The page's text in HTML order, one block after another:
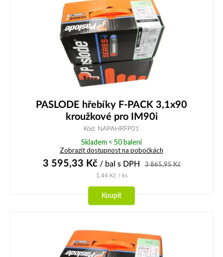
PASLODE hřebíky F-PACK 3,1x90
kroužkové pro IM90i
Kód: NAPAHRFP01
Skladem < 50 balení
Zobrazit dostupnost na pobočkách
3 595,33 Kč/ bal s DPH 3 865,95Kč
1,44Kč / ks
Koupit